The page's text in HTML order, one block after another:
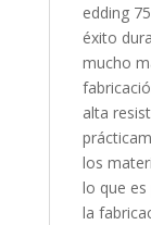
edding
éxito
mucho
alta
los
lo que
la